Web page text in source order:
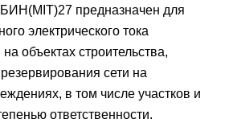
предназначен для
электрического тока
объектах строительства,
сети на
в том числе участков и
ответственности.